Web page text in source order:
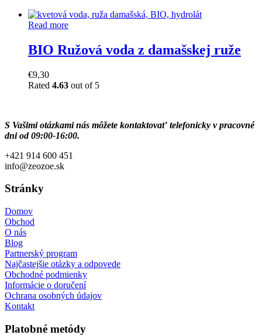
Read more
BIO Ružová voda z damašskej ruže
€9,30
Rated 4.63 out of 5
S Vašimi otázkami nás môžete kontaktovať telefonicky v pracovné
dni od 09:00-16:00.
+421 914 600 451
info@zeozoe.sk
Stránky
Domov
Obchod
O nás
Blog
Partnerský program
Najčastejšie otázky a odpovede
Obchodné podmienky
Informácie o doručení
Ochrana osobných údajov
Kontakt
Platobné metódy